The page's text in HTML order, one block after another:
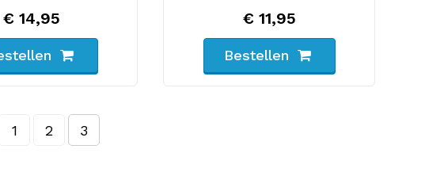
€ 14,95 € 11,95
Bestellen
1 2 3